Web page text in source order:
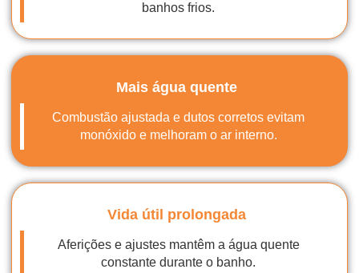
banhos frios.
Mais água quente
Combustão ajustada e dutos corretos evitam
monóxido e melhoram o ar interno.
Vida útil prolongada
Aferições e ajustes mantêm a água quente
constante durante o banho.